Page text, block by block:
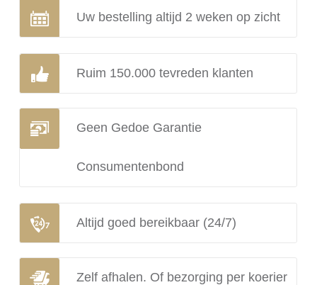
Uw bestelling altijd 2 weken op zicht
Ruim 150.000 tevreden klanten
Geen Gedoe Garantie
Consumentenbond
Altijd goed bereikbaar (24/7)
Zelf afhalen. Of bezorging per koerier